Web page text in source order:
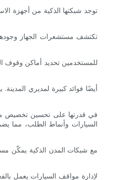
السيارات وأنماط الطلب، مما